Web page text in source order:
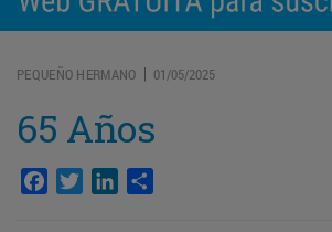
PEQUEÑO HERMANO | 01/05/2025
65 Años
Facebook
TwitterLinkedIn